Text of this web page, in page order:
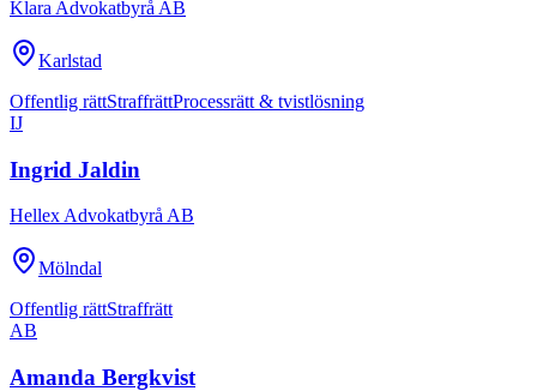
Klara Advokatbyrå AB
Karlstad
Offentlig rättStraffrättProcessrätt & tvistlösning
IJ
Ingrid Jaldin
Hellex Advokatbyrå AB
Mölndal
Offentlig rättStraffrätt
AB
Amanda Bergkvist